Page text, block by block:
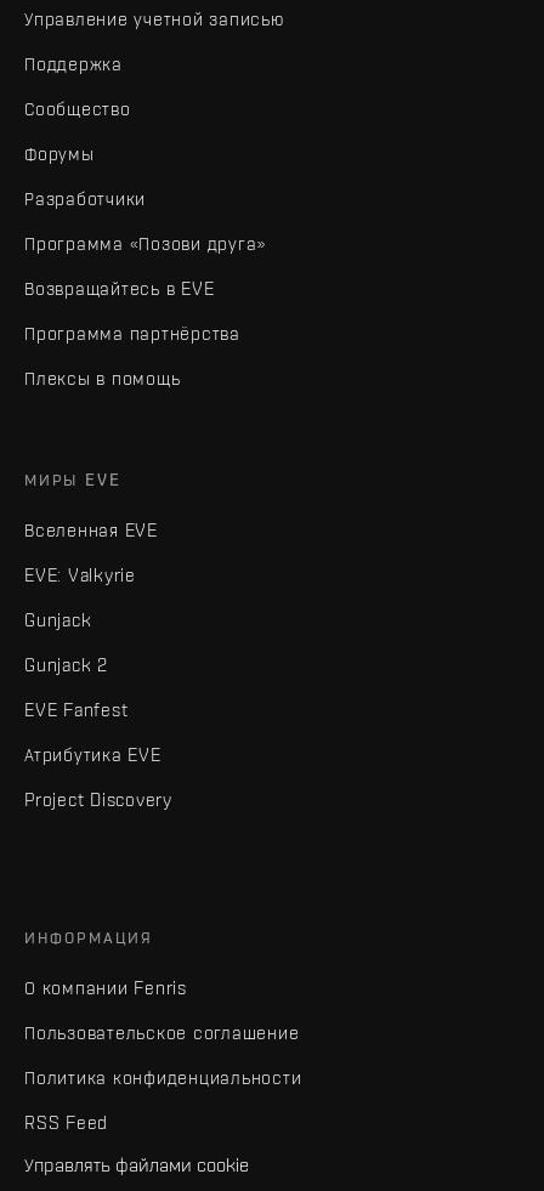
Управление учетной записью
Поддержка
Сообщество
Форумы
Разработчики
Программа «Позови друга»
Возвращайтесь в EVE
Программа партнёрства
Плексы в помощь
МИРЫ EVE
Вселенная EVE
EVE: Valkyrie
Gunjack
Gunjack 2
EVE Fanfest
Атрибутика EVE
Project Discovery
ИНФОРМАЦИЯ
О компании Fenris
Пользовательское соглашение
Политика конфиденциальности
RSS Feed
Управлять файлами cookie